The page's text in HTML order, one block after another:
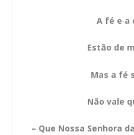
A fé e a
Estão de
Mas a fé
Não vale
– Que Nossa Senhora